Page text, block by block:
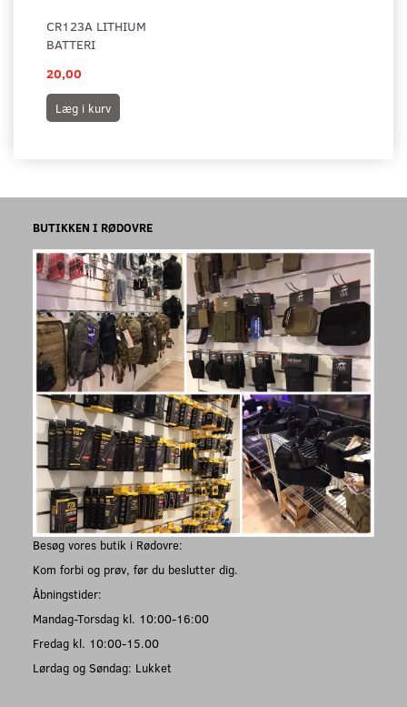
CR123A LITHIUM
BATTERI
20,00
Læg i kurv
BUTIKKEN I RØDOVRE
Besøg vores butik i Rødovre:
Kom forbi og prøv, før du beslutter dig.
Åbningstider:
Mandag-Torsdag kl. 10:00-16:00
Fredag kl. 10:00-15.00
Lørdag og Søndag: Lukket